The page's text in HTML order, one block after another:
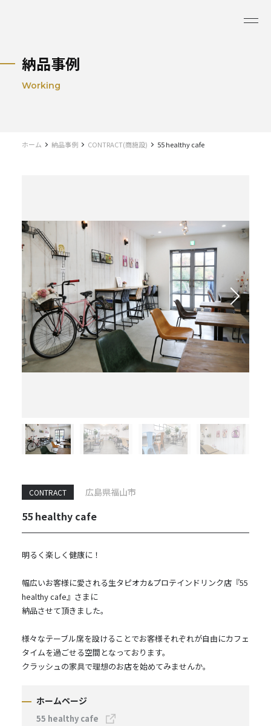
納品事例
Working
ホーム 納品事例 CONTRACT(商施設) 55 healthy cafe
55 healthy cafe
CONTRACT 広島県福山市
明るく楽しく健康に！
幅広いお客様に愛される生タピオカ&プロテインドリンク店『55
healthy cafe』さまに
納品させて頂きました。
様々なテーブル席を設けることでお客様それぞれが自由にカフェ
タイムを過ごせる空間となっております。
クラッシュの家具で理想のお店を始めてみませんか。
ホームページ
55 healthy cafe